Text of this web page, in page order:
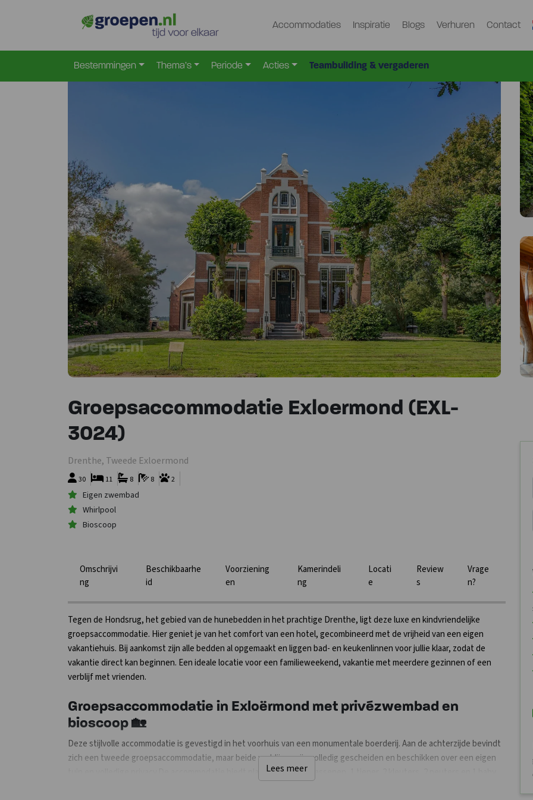
Accommodaties Inspiratie Blogs Verhuren Contact
Bestemmingen Thema’s Periode Acties Teambuilding & vergaderen
Home > Nederland > Drenthe > Tweede-Exloermond > Exl-3024
Groepsaccommodatie Exloermond (EXL-
3024)
Drenthe, Tweede Exloermond
30 2
8
8
11
Eigen zwembad
Whirlpool
Bioscoop
Omschrijvi
ng
Beschikbaarhe
id
Voorziening
en
Kamerindeli
ng
Locati
e
Review
s
Vrage
n?
Tegen de Hondsrug, het gebied van de hunebedden in het prachtige Drenthe, ligt deze luxe en kindvriendelijke
groepsaccommodatie. Hier geniet je van het comfort van een hotel, gecombineerd met de vrijheid van een eigen
vakantiehuis. Bij aankomst zijn alle bedden al opgemaakt en liggen bad- en keukenlinnen voor jullie klaar, zodat de
vakantie direct kan beginnen. Een ideale locatie voor een familieweekend, vakantie met meerdere gezinnen of een
verblijf met vrienden.
Groepsaccommodatie in Exloërmond met privézwembad en
bioscoop 🏡
Deze stijlvolle accommodatie is gevestigd in het voorhuis van een monumentale boerderij. Aan de achterzijde bevindt
zich een tweede groepsaccommodatie, maar beide verblijven zijn volledig gescheiden en beschikken over een eigen
tuin en volledige privacy.De accommodatie biedt plaats aan 30 volwassenen, 1 tiener, 2 kleuters, 2 peuters en 1 baby.
Lees meer